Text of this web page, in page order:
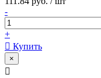
-
+
Купить
×